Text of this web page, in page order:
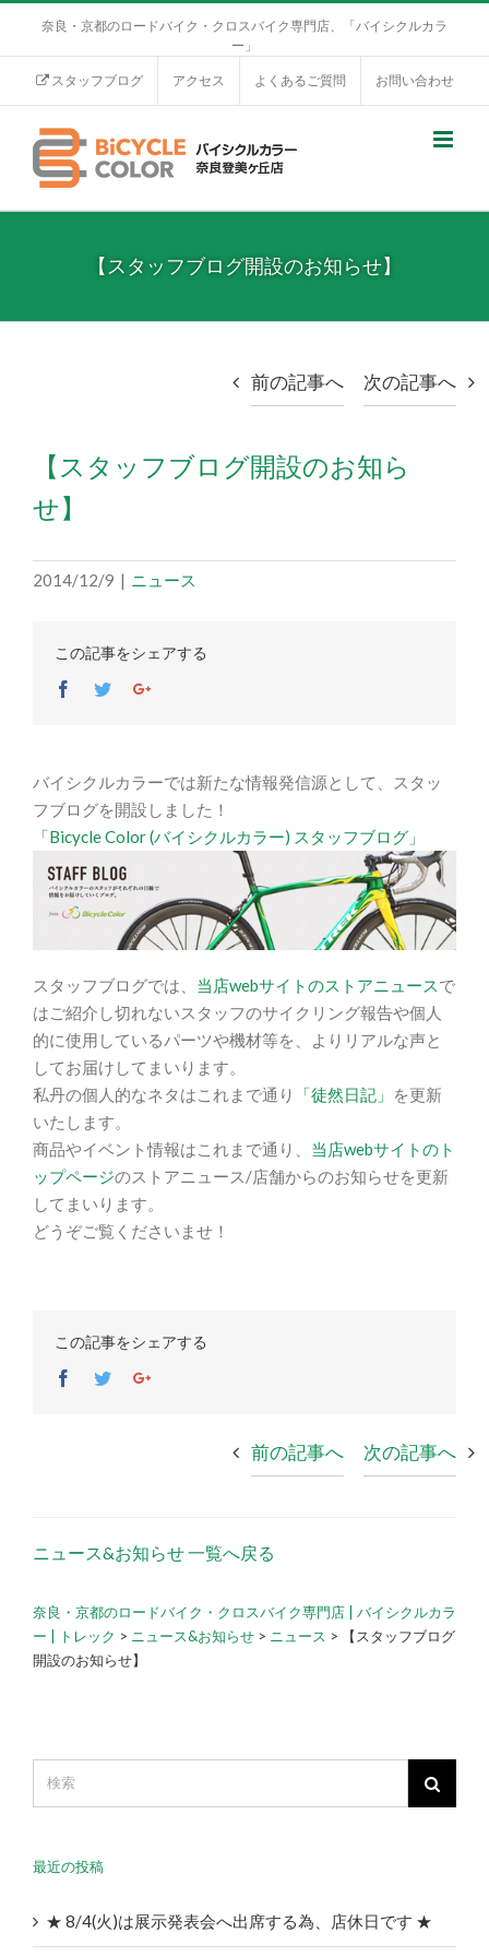
奈良・京都のロードバイク・クロスバイク専門店、「バイシクルカラ
ー」
スタッフブログ アクセス よくあるご質問 お問い合わせ
【スタッフブログ開設のお知らせ】
前の記事へ 次の記事へ
【スタッフブログ開設のお知ら
せ】
2014/12/9 | ニュース
この記事をシェアする
Facebook
TwitterGoogle+
バイシクルカラーでは新たな情報発信源として、スタッ
フブログを開設しました！
「Bicycle Color (バイシクルカラー) スタッフブログ」
スタッフブログでは、 当店webサイトのストアニュースで
はご紹介し切れないスタッフのサイクリング報告や個人
的に使用しているパーツや機材等を、よりリアルな声と
してお届けしてまいります。
私丹の個人的なネタはこれまで通り
「徒然日記」
を更新
いたします。
商品やイベント情報はこれまで通り、 当店webサイトのト
ップページのストアニュース/店舗からのお知らせを更新
してまいります。
どうぞご覧くださいませ！
この記事をシェアする
Facebook
TwitterGoogle+
前の記事へ 次の記事へ
ニュース&お知らせ 一覧へ戻る
奈良・京都のロードバイク・クロスバイク専門店 | バイシクルカラ
ー | トレック > ニュース&お知らせ > ニュース >
【スタッフブログ
開設のお知らせ】
最近の投稿
★ 8/4(火)は展示発表会へ出席する為、店休日です ★